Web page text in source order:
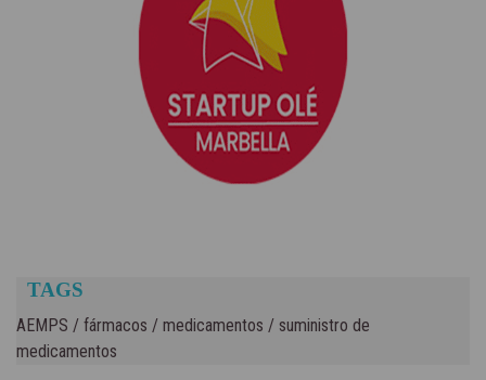
TAGS
AEMPS / fármacos / medicamentos / suministro de
medicamentos